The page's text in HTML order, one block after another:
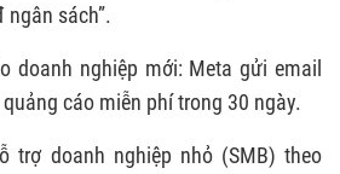
ngân sách”.
doanh nghiệp mới: Meta gửi email
cáo miễn phí trong 30 ngày.
trợ doanh nghiệp nhỏ (SMB) theo